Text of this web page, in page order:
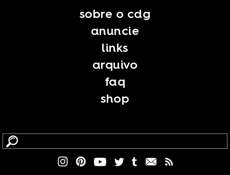
sobre o cdg
anuncie
links
arquivo
faq
shop